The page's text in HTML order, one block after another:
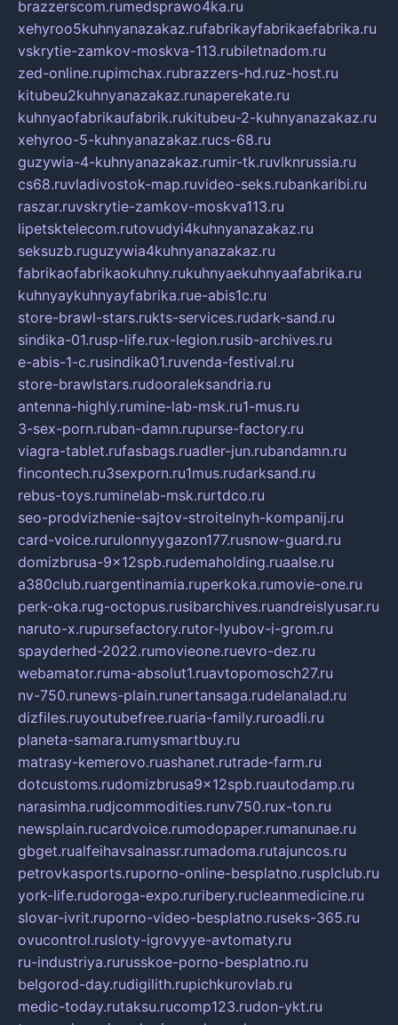
brazzerscom.rumedsprawo4ka.ru
xehyroo5kuhnyanazakaz.rufabrikayfabrikaefabrika.ru
vskrytie-zamkov-moskva-113.rubiletnadom.ru
zed-online.rupimchax.rubrazzers-hd.ruz-host.ru
kitubeu2kuhnyanazakaz.runaperekate.ru
kuhnyaofabrikaufabrik.rukitubeu-2-kuhnyanazakaz.ru
xehyroo-5-kuhnyanazakaz.rucs-68.ru
guzywia-4-kuhnyanazakaz.rumir-tk.ruvlknrussia.ru
cs68.ruvladivostok-map.ruvideo-seks.rubankaribi.ru
raszar.ruvskrytie-zamkov-moskva113.ru
lipetsktelecom.rutovudyi4kuhnyanazakaz.ru
seksuzb.ruguzywia4kuhnyanazakaz.ru
fabrikaofabrikaokuhny.rukuhnyaekuhnyaafabrika.ru
kuhnyaykuhnyayfabrika.rue-abis1c.ru
store-brawl-stars.rukts-services.rudark-sand.ru
sindika-01.rusp-life.rux-legion.rusib-archives.ru
e-abis-1-c.rusindika01.ruvenda-festival.ru
store-brawlstars.rudooraleksandria.ru
antenna-highly.rumine-lab-msk.ru1-mus.ru
3-sex-porn.ruban-damn.rupurse-factory.ru
viagra-tablet.rufasbags.ruadler-jun.rubandamn.ru
fincontech.ru3sexporn.ru1mus.rudarksand.ru
rebus-toys.ruminelab-msk.rurtdco.ru
seo-prodvizhenie-sajtov-stroitelnyh-kompanij.ru
card-voice.rurulonnyygazon177.rusnow-guard.ru
domizbrusa-9x12spb.rudemaholding.ruaalse.ru
a380club.ruargentinamia.ruperkoka.rumovie-one.ru
perk-oka.rug-octopus.rusibarchives.ruandreislyusar.ru
naruto-x.rupursefactory.rutor-lyubov-i-grom.ru
spayderhed-2022.rumovieone.ruevro-dez.ru
webamator.ruma-absolut1.ruavtopomosch27.ru
nv-750.runews-plain.runertansaga.rudelanalad.ru
dizfiles.ruyoutubefree.ruaria-family.ruroadli.ru
planeta-samara.rumysmartbuy.ru
matrasy-kemerovo.ruashanet.rutrade-farm.ru
dotcustoms.rudomizbrusa9x12spb.ruautodamp.ru
narasimha.rudjcommodities.runv750.rux-ton.ru
newsplain.rucardvoice.rumodopaper.rumanunae.ru
gbget.rualfeihavsalnassr.rumadoma.rutajuncos.ru
petrovkasports.ruporno-online-besplatno.rusplclub.ru
york-life.rudoroga-expo.ruribery.rucleanmedicine.ru
slovar-ivrit.ruporno-video-besplatno.ruseks-365.ru
ovucontrol.rusloty-igrovyye-avtomaty.ru
ru-industriya.rurusskoe-porno-besplatno.ru
belgorod-day.rudigilith.rupichkurovlab.ru
medic-today.rutaksu.rucomp123.rudon-ykt.ru